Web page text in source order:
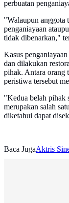
perbuatan
"Walaupun anggota
penganiayaan
tidak dibenarkan,"
Kasus
dan dilakukan
pihak. Antara orang
peristiwa tersebut
"Kedua belah pihak
merupakan salah
diketahui dapat
Baca JugaAktris